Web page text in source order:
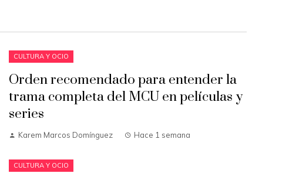
CULTURA Y OCIO
Orden recomendado para entender la
trama completa del MCU en películas y
series
Karem Marcos Domínguez Hace 1 semana
CULTURA Y OCIO